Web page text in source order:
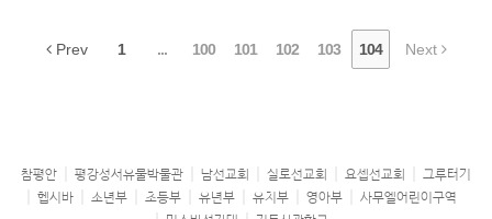
Prev 1 ... 100 101 102 103 104 Next
참평안 평강성서유물박물관 남선교회 실로선교회 요셉선교회
그루터기
헵시바
소년부 초등부 유년부 유치부 영아부
사무엘어린이구역